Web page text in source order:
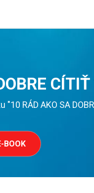
CÍTIŤ
RÁD AKO SA
BOOK